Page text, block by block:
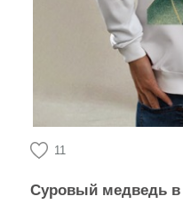
11
Суровый медведь в